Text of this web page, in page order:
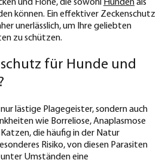
und Flöhe, die sowohl Hundenals
können. Ein effektiver Zeckenschutz
unerlässlich, um Ihre geliebten
zu schützen.
für Hunde und
lästige Plagegeister, sondern auch
wie Borreliose, Anaplasmose
die häufig in der Natur
Risiko, von diesen Parasiten
Umständen eine